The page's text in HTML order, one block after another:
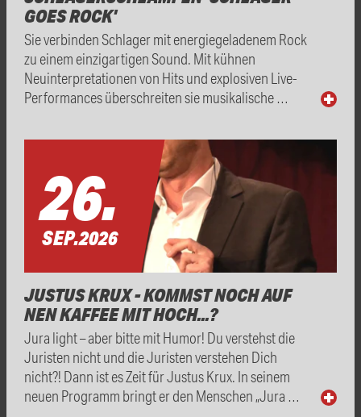
GOES ROCK'
Sie verbinden Schlager mit energiegeladenem Rock
zu einem einzigartigen Sound. Mit kühnen
Neuinterpretationen von Hits und explosiven Live-
Performances überschreiten sie musikalische …
26.
SEP.2026
JUSTUS KRUX - KOMMST NOCH AUF
NEN KAFFEE MIT HOCH...?
Jura light – aber bitte mit Humor! Du verstehst die
Juristen nicht und die Juristen verstehen Dich
nicht?! Dann ist es Zeit für Justus Krux. In seinem
neuen Programm bringt er den Menschen „Jura …